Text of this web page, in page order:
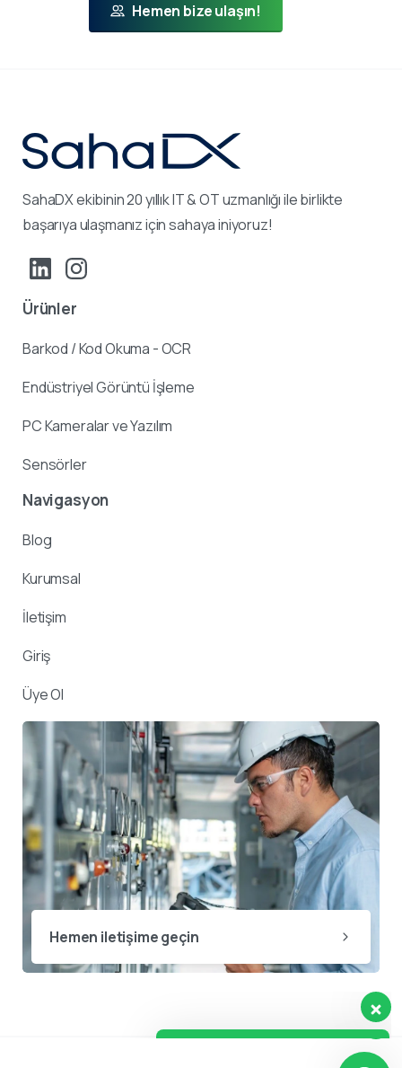
Hemen bize ulaşın!
SahaDX ekibinin 20 yıllık IT & OT uzmanlığı ile birlikte
başarıya ulaşmanız için sahaya iniyoruz!
Ürünler
Barkod / Kod Okuma - OCR
Endüstriyel Görüntü İşleme
PC Kameralar ve Yazılım
Sensörler
Navigasyon
Blog
Kurumsal
İletişim
Giriş
Üye Ol
Hemen iletişime geçin
Destek ekibimiz sorularınızı
yanıtlamak için burada.
👋 Merhaba, size nasıl yardımcı
olabiliriz?